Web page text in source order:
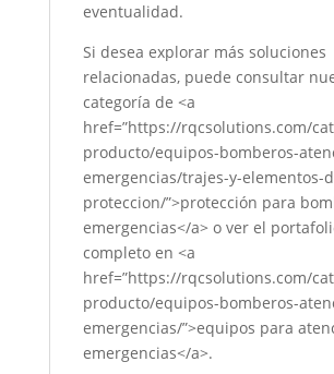
eventualidad.
Si desea explorar más soluciones
relacionadas, puede consultar
categoría de <a
href=”https://rqcsolutions.com/
producto/equipos-bomberos-
emergencias/trajes-y-elementos-
proteccion/”>protección para
emergencias</a> o ver el
completo en <a
href=”https://rqcsolutions.com/
producto/equipos-bomberos-
emergencias/”>equipos para
emergencias</a>.